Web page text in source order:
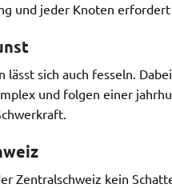
und jeder Knoten
sich auch fesseln.
und folgen einer
Zentralschweiz kein